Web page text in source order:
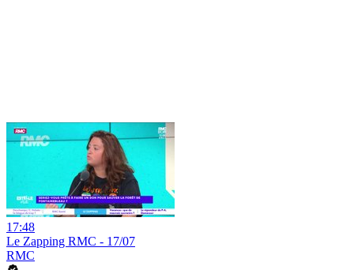
17:48
Le Zapping RMC - 17/07
RMC